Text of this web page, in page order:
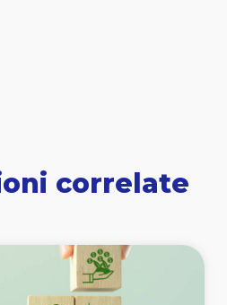
correlate